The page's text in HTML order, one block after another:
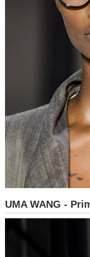
UMA WANG -